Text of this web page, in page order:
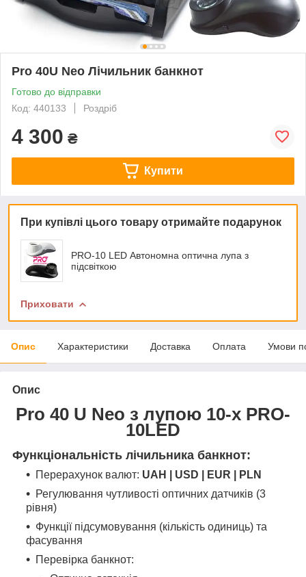
Pro 40U Neo Лічильник банкнот
Готово до відправки
Код: 440133
Роздріб
4 300 ₴
Купити
При купівлі цього товару отримайте подарунок
PRO-10 LED Автономна оптична лупа з
підсвіткою
Приховати
Опис Характеристики Доставка Оплата Умови
Опис
Pro 40 U Neo з лупою 10-х PRO-
10LED
Функціональність лічильника банкнот:
Перерахунок валют: UAH | USD | EUR | PLN
Регулювання чутливості оптичних датчиків (3
рівня)
Функції підсумовування (кількість одиниць) та
фасування
Перевірка банкнот: